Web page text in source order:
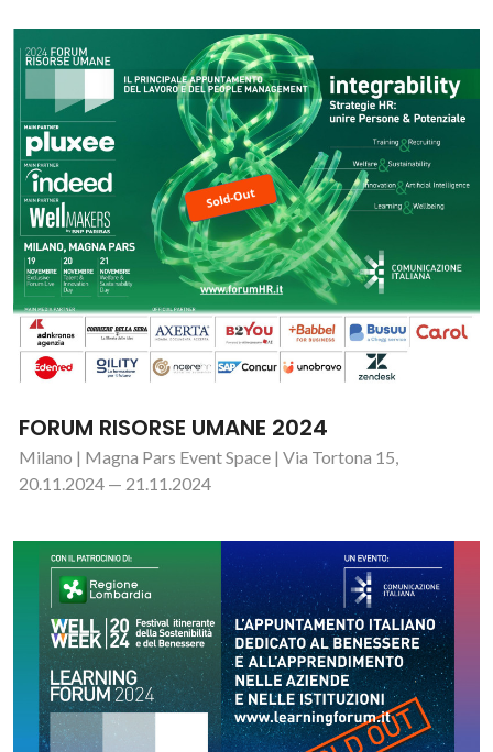
FORUM RISORSE UMANE 2024
Milano | Magna Pars Event Space | Via Tortona 15,
20.11.2024 — 21.11.2024